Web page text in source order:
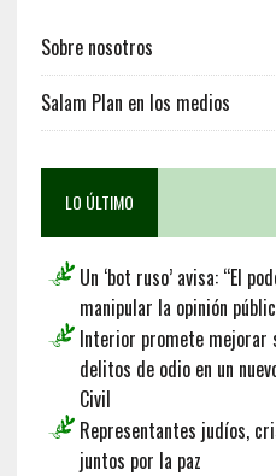
Sobre nosotros
Salam Plan en los medios
LO ÚLTIMO
Un ‘bot ruso’ avisa: “El
manipular la opinión
Interior promete mejorar
delitos de odio en un
Civil
Representantes judíos,
juntos por la paz